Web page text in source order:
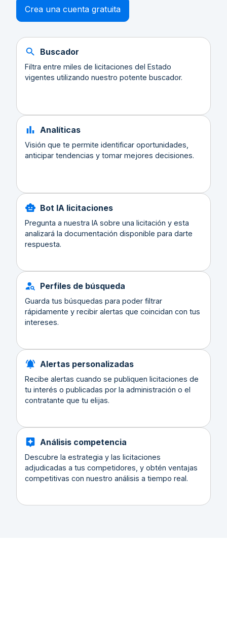
Crea una cuenta gratuita
Buscador
Filtra entre miles de licitaciones del Estado
vigentes utilizando nuestro potente buscador.
Analíticas
Visión que te permite identificar oportunidades,
anticipar tendencias y tomar mejores decisiones.
Bot IA licitaciones
Pregunta a nuestra IA sobre una licitación y esta
analizará la documentación disponible para darte
respuesta.
Perfiles de búsqueda
Guarda tus búsquedas para poder filtrar
rápidamente y recibir alertas que coincidan con tus
intereses.
Alertas personalizadas
Recibe alertas cuando se publiquen licitaciones de
tu interés o publicadas por la administración o el
contratante que tu elijas.
Análisis competencia
Descubre la estrategia y las licitaciones
adjudicadas a tus competidores, y obtén ventajas
competitivas con nuestro análisis a tiempo real.